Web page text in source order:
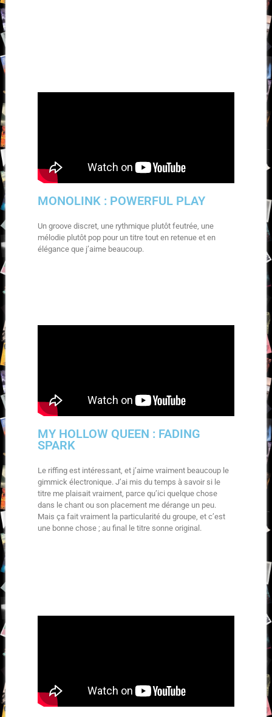
MONOLINK : POWERFUL PLAY
Un groove discret, une rythmique plutôt feutrée, une
mélodie plutôt pop pour un titre tout en retenue et en
élégance que j’aime beaucoup.
MY HOLLOW QUEEN : FADING
SPARK
Le riffing est intéressant, et j’aime vraiment beaucoup le
gimmick électronique. J’ai mis du temps à savoir si le
titre me plaisait vraiment, parce qu’ici quelque chose
dans le chant ou son placement me dérange un peu.
Mais ça fait vraiment la particularité du groupe, et c’est
une bonne chose ; au final le titre sonne original.